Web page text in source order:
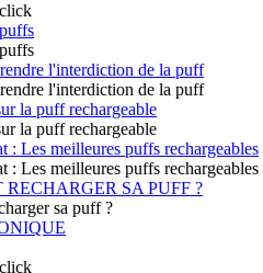
l'interdiction de la puff
l'interdiction de la puff
la puff rechargeable
la puff rechargeable
: Les meilleures puffs rechargeables
: Les meilleures puffs rechargeables
SA PUFF ?
sa puff ?